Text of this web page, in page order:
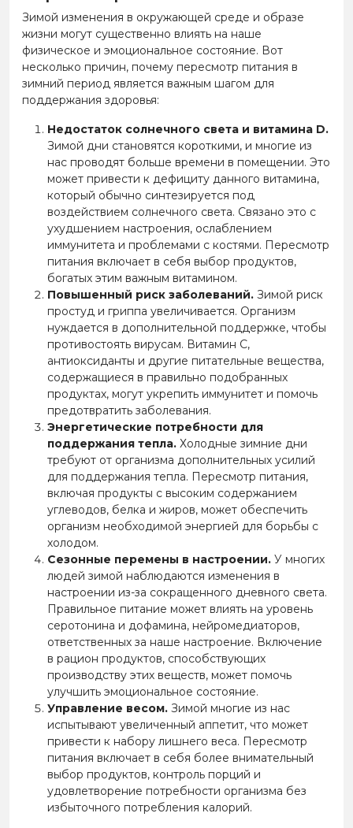
Зимой изменения в окружающей среде и образе
жизни могут существенно влиять на наше
физическое и эмоциональное состояние. Вот
несколько причин, почему пересмотр питания в
зимний период является важным шагом для
поддержания здоровья:
Недостаток солнечного света и витамина D.
Зимой дни становятся короткими, и многие из
нас проводят больше времени в помещении. Это
может привести к дефициту данного витамина,
который обычно синтезируется под
воздействием солнечного света. Связано это с
ухудшением настроения, ослаблением
иммунитета и проблемами с костями. Пересмотр
питания включает в себя выбор продуктов,
богатых этим важным витамином.
Повышенный риск заболеваний. Зимой риск
простуд и гриппа увеличивается. Организм
нуждается в дополнительной поддержке, чтобы
противостоять вирусам. Витамин С,
антиоксиданты и другие питательные вещества,
содержащиеся в правильно подобранных
продуктах, могут укрепить иммунитет и помочь
предотвратить заболевания.
Энергетические потребности для
поддержания тепла. Холодные зимние дни
требуют от организма дополнительных усилий
для поддержания тепла. Пересмотр питания,
включая продукты с высоким содержанием
углеводов, белка и жиров, может обеспечить
организм необходимой энергией для борьбы с
холодом.
Сезонные перемены в настроении. У многих
людей зимой наблюдаются изменения в
настроении из-за сокращенного дневного света.
Правильное питание может влиять на уровень
серотонина и дофамина, нейромедиаторов,
ответственных за наше настроение. Включение
в рацион продуктов, способствующих
производству этих веществ, может помочь
улучшить эмоциональное состояние.
Управление весом. Зимой многие из нас
испытывают увеличенный аппетит, что может
привести к набору лишнего веса. Пересмотр
питания включает в себя более внимательный
выбор продуктов, контроль порций и
удовлетворение потребности организма без
избыточного потребления калорий.